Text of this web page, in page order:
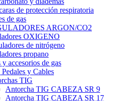
de protección respiratoria
de gas
ARGON/CO2
OXIGENO
de nitrógeno
propano
accesorios de gas
y Cables
TIG
Antorcha TIG CABEZA SR 9
Antorcha TIG CABEZA SR 17